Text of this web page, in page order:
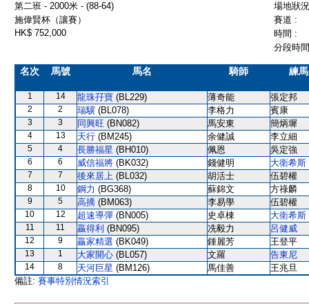
第二班 - 2000米 - (88-64)
場地狀
施偉賢杯（讓賽）
賽道 :
HK$ 752,000
時間 :
分段時
名次 馬號 馬名 騎師 練
1 14 龍珠孖寶 (BL229) 薄奇能 張定邦
2 2 瑞驥 (BL078) 李格力 賓康
3 3 同興旺 (BN082) 馬安東 簡炳墀
4 13 天行 (BM245) 余健誠 李立細
5 4 長勝福星 (BH010) 佩恩 吳定強
6 6 威信福將 (BK032) 錢健明 大衛希斯
7 7 後來居上 (BL032) 胡活士 伍碧權
8 10 鋼力 (BG368) 蘇錦文 方祿麟
9 5 高撟 (BM063) 李易學 伍碧權
10 12 超速導彈 (BN005) 史卓棟 大衛希斯
11 11 贏得利 (BN095) 冼毅力 呂健威
12 9 贏家精選 (BK049) 鍾麗芳 王登平
13 1 大家開心 (BL057) 文羅 告東尼
14 8 天河巨星 (BM126) 馬佳善
王兆旦
備註: 賽事特別情況索引